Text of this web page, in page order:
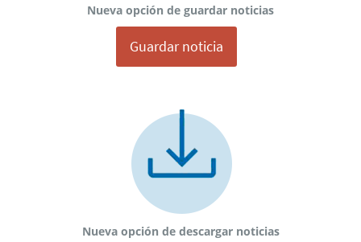
Nueva opción de guardar noticias
Guardar noticia
Nueva opción de descargar noticias